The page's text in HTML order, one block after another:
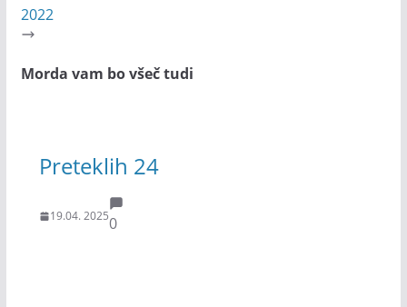
2022
Morda vam bo všeč tudi
Preteklih 24
19.04. 20250